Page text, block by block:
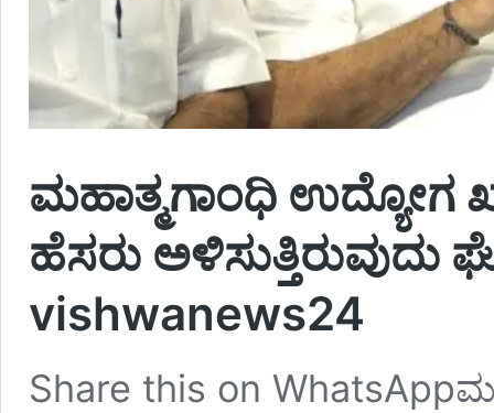
ಮಹಾತ್ಮಗಾಂಧಿ ಉದ್ಯೋಗ
ಹೆಸರು ಅಳಿಸುತ್ತಿರುವುದು
vishwanews24
Share this on